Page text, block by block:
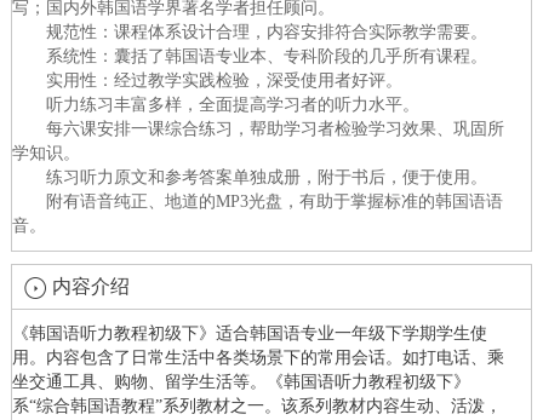
写；国内外韩国语学界著名学者担任顾问。
规范性：课程体系设计合理，内容安排符合实际教学需要。
系统性：囊括了韩国语专业本、专科阶段的几乎所有课程。
实用性：经过教学实践检验，深受使用者好评。
听力练习丰富多样，全面提高学习者的听力水平。
每六课安排一课综合练习，帮助学习者检验学习效果、巩固所
学知识。
练习听力原文和参考答案单独成册，附于书后，便于使用。
附有语音纯正、地道的MP3光盘，有助于掌握标准的韩国语语
音。
内容介绍
《韩国语听力教程初级下》适合韩国语专业一年级下学期学生使
用。内容包含了日常生活中各类场景下的常用会话。如打电话、乘
坐交通工具、购物、留学生活等。《韩国语听力教程初级下》
系“综合韩国语教程”系列教材之一。该系列教材内容生动、活泼，